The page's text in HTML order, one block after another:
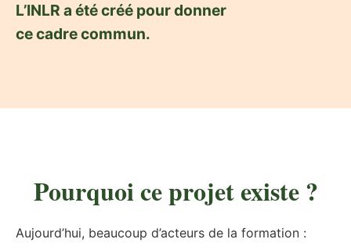
L’INLR a été créé pour donner
ce cadre commun.
Pourquoi ce projet existe ?
Aujourd’hui, beaucoup d’acteurs de la formation :